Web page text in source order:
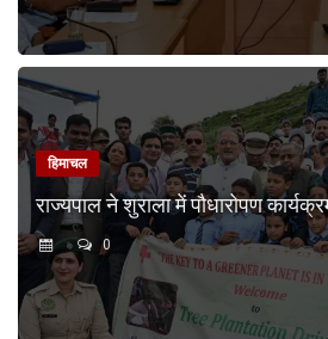
हिमाचल
राज्यपाल ने शुराला में पौधारोपण
0